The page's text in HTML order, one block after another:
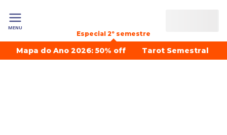
MENU
Especial 2º semestre
Mapa do Ano 2026: 50% off Tarot Semestral